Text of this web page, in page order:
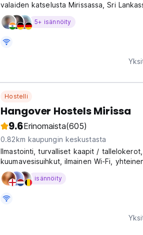
valaiden katselusta Mirissassa, Sri
äärimmäistä mukavuutta upeiden
original language)
5+ isännöity
Hostelli
Hangover Hostels Mirissa
9.6Erinomaista(605)
0.82km kaupungin keskustasta
Ilmastointi, turvalliset kaapit /
kuumavesisuihkut, ilmainen Wi-Fi,
Mirissa Beachin pääkaistalta.
isännöity